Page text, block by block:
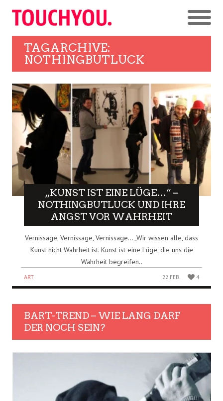
TAGARCHIVE:
NOTHINGBUTLUCK
„KUNST IST EINE LÜGE…“ –
NOTHINGBUTLUCK UND IHRE
ANGST VOR WAHRHEIT
Vernissage, Vernissage, Vernissage… „Wir wissen alle, dass
Kunst nicht Wahrheit ist. Kunst ist eine Lüge, die uns die
Wahrheit begreifen..
ART 22 FEB. 4
BART-TREND – WIE LANG DARF
DER NOCH SEIN?